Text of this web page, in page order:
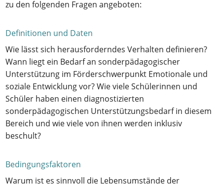
zu den folgenden Fragen angeboten:
Definitionen und Daten
Wie lässt sich herausforderndes Verhalten definieren?
Wann liegt ein Bedarf an sonderpädagogischer
Unterstützung im Förderschwerpunkt Emotionale und
soziale Entwicklung vor? Wie viele Schülerinnen und
Schüler haben einen diagnostizierten
sonderpädagogischen Unterstützungsbedarf in diesem
Bereich und wie viele von ihnen werden inklusiv
beschult?
Bedingungsfaktoren
Warum ist es sinnvoll die Lebensumstände der